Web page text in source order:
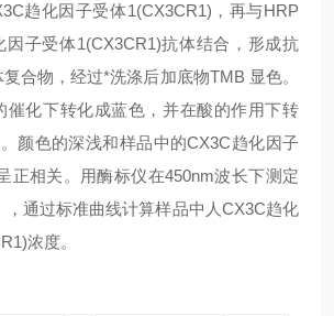
趋化因子受体1(CX3CR1)，再与HRP
因子受体1(CX3CR1)抗体结合，形成抗
合物，经过*洗涤后加底物TMB 显色。
催化下转化成蓝色，并在酸的作用下转
颜色的深浅和样品中的CX3C趋化因子
正相关。用酶标仪在450nm波长下测定
，通过标准曲线计算样品中人CX3C趋化
浓度。